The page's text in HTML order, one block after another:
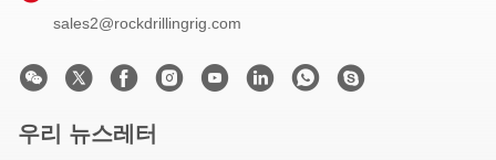
sales2@rockdrillingrig.com
우리 뉴스레터